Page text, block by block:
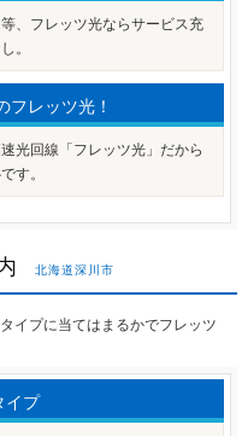
、フレッツ光ならサービス充
。
フレッツ光！
光回線「フレッツ光」だから
す。
北海道深川市
イプに当てはまるかでフレッツ
イプ